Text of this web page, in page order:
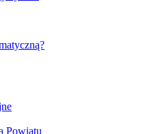
Powiatu